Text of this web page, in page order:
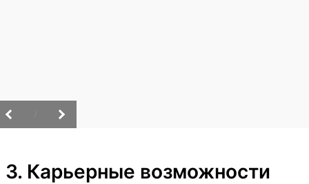
3. Карьерные возможности